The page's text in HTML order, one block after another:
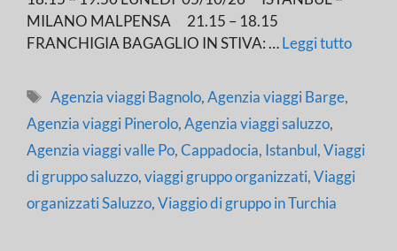
MILANO MALPENSA 21.15 – 18.15
FRANCHIGIA BAGAGLIO IN STIVA: …Leggi tutto
Tag
Agenzia viaggi Bagnolo,Agenzia viaggi Barge,
Agenzia viaggi Pinerolo,Agenzia viaggi saluzzo,
Agenzia viaggi valle Po,Cappadocia, Istanbul,Viaggi
di gruppo saluzzo,viaggi gruppo organizzati,Viaggi
organizzati Saluzzo,Viaggio di gruppo in Turchia